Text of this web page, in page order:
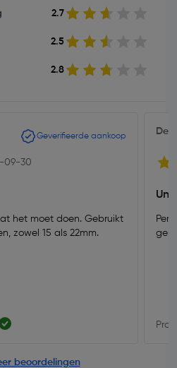
2.7
2.5
2.8
Geverifieerde aankoop
09-30
het moet doen. Gebruikt
zowel 15 als 22mm.
beoordelingen